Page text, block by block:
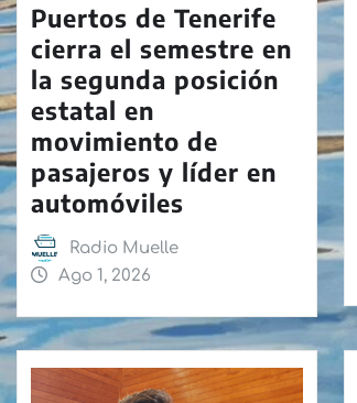
Puertos de Tenerife
cierra el semestre en
la segunda posición
estatal en
movimiento de
pasajeros y líder en
automóviles
Radio Muelle
Ago 1, 2026